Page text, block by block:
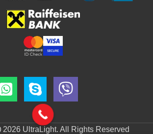
2026 UltraLight. All Rights Reserved